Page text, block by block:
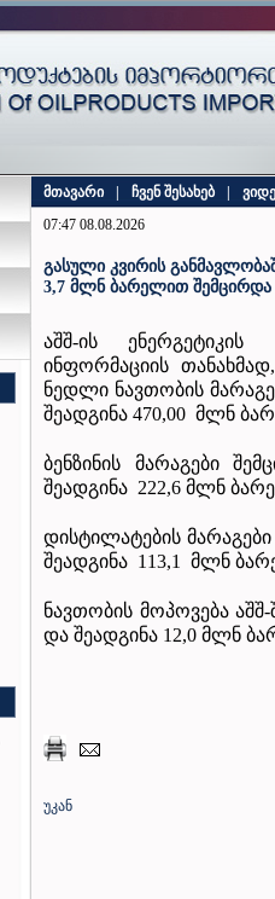
მთავარი ჩვენ შესახებ
07:47 08.08.2026
გასული კვირის
3,7 მლნ ბარელით შემცირდა
აშშ-ის
ინფორმაციის
ნედლი ნავთობის
შეადგინა 470,00 მლნ
ბენზინის მარაგები
შეადგინა 222,6 მლნ
დისტილატების
შეადგინა 113,1 მლნ
ნავთობის მოპოვება
და შეადგინა 12,0 მლნ
უკან